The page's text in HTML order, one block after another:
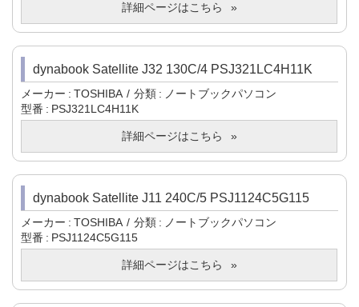
詳細ページはこちら
dynabook Satellite J32 130C/4 PSJ321LC4H11K
メーカー TOSHIBA 分類
ノートブックパソコン
型番
PSJ321LC4H11K
詳細ページはこちら
dynabook Satellite J11 240C/5 PSJ1124C5G115
メーカー TOSHIBA 分類
ノートブックパソコン
型番
PSJ1124C5G115
詳細ページはこちら